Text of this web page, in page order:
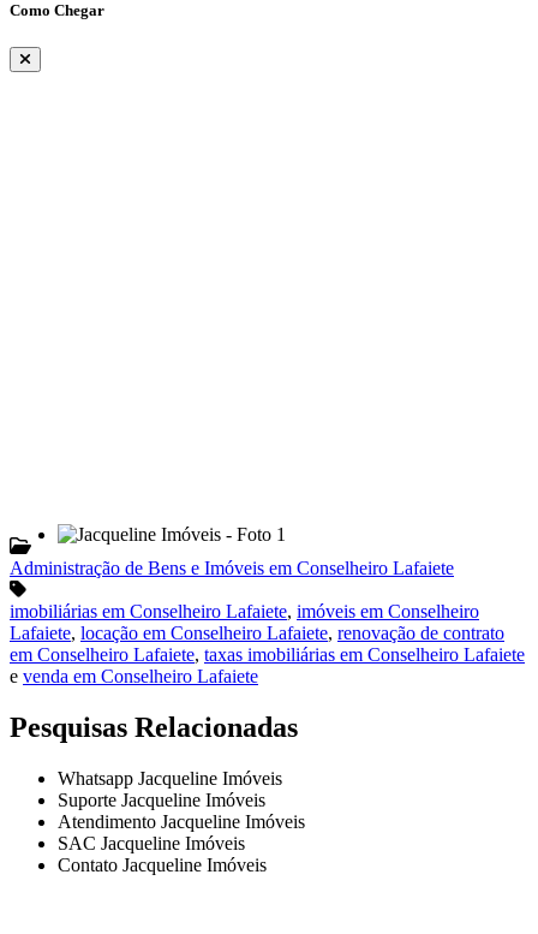
Como Chegar
Administração de Bens e Imóveis em Conselheiro Lafaiete
imobiliárias em Conselheiro Lafaiete, imóveis em Conselheiro
Lafaiete, locação em Conselheiro Lafaiete, renovação de contrato
em Conselheiro Lafaiete, taxas imobiliárias em Conselheiro Lafaiete
e venda em Conselheiro Lafaiete
Pesquisas Relacionadas
Whatsapp Jacqueline Imóveis
Suporte Jacqueline Imóveis
Atendimento Jacqueline Imóveis
SAC Jacqueline Imóveis
Contato Jacqueline Imóveis